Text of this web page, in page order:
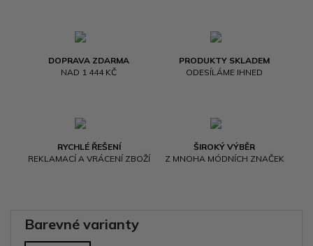
DOPRAVA ZDARMA
NAD 1 444 KČ
PRODUKTY SKLADEM
ODESÍLÁME IHNED
RYCHLÉ ŘEŠENÍ
REKLAMACÍ A VRÁCENÍ ZBOŽÍ
ŠIROKÝ VÝBĚR
Z MNOHA MÓDNÍCH ZNAČEK
Barevné varianty